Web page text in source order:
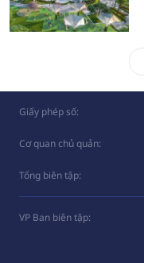
Giấy phép số:
Cơ quan chủ quản:
Tổng biên tập:
VP Ban biên tập: